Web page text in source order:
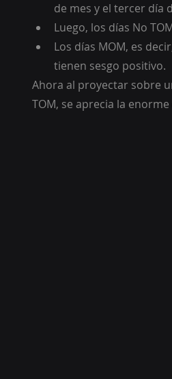
de mes y el tercer día
Luego, los días No
Los días MOM, es
tienen sesgo positivo.
Ahora al proyectar sobre
TOM, se aprecia la